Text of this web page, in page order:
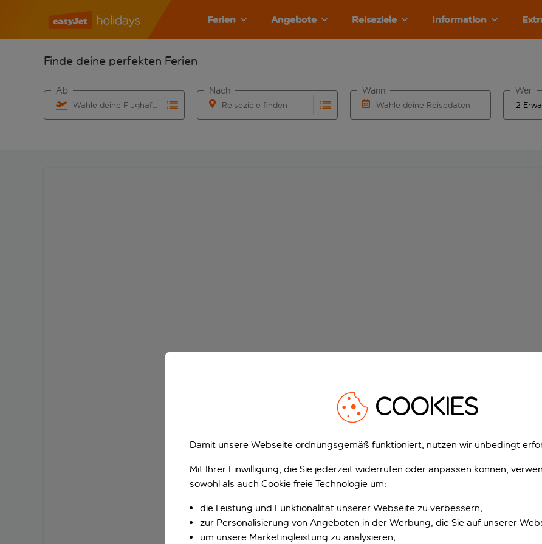
Ferien Angebote Reiseziele Information
Finde deine perfekten Ferien
Wähle deine Flughäfen
Ab
Reiseziele finden
Nach
Wähle deine Reisedaten
Wann Wer
COOKIES
Damit unsere Webseite ordnungsgemäß funktioniert, nutzen wir unbedingt
Mit Ihrer Einwilligung, die Sie jederzeit widerrufen oder anpassen können,
sowohl als auch Cookie freie Technologie um:
die Leistung und Funktionalität unserer Webseite zu verbessern;
zur Personalisierung von Angeboten in der Werbung, die Sie auf unserer
um unsere Marketingleistung zu analysieren;